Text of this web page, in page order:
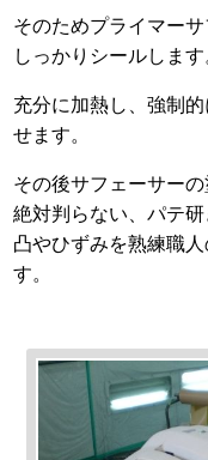
そのためプライマー
しっかりシールします
充分に加熱し、強制
せます。
その後サフェーサー
絶対判らない、パテ
凸やひずみを熟練職
す。